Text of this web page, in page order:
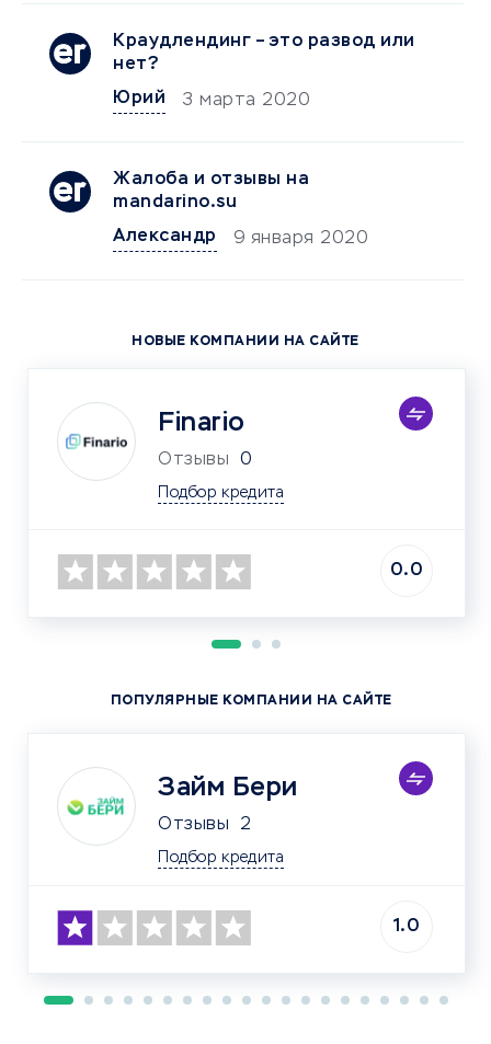
Краудлендинг – это развод или
нет?
Юрий
3 марта 2020
Жалоба и отзывы на
mandarino.su
Александр
9 января 2020
НОВЫЕ КОМПАНИИ НА САЙТЕ
Finario
Отзывы 0
Подбор кредита
0.0
ПОПУЛЯРНЫЕ КОМПАНИИ НА САЙТЕ
Займ Бери
Отзывы 2
Подбор кредита
1.0